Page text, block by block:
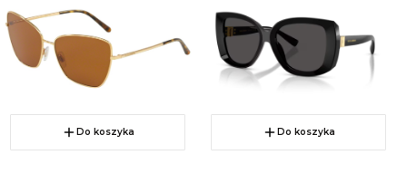
Do koszyka Do koszyka